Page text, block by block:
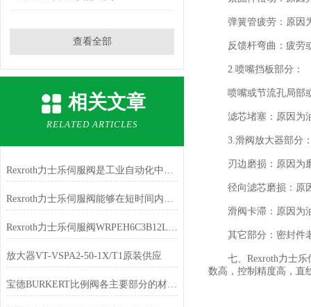
查看全部
相关文章
RELATED ARTICLES
Rexroth力士乐伺服阀是工业自动化中的精密控制单元
Rexroth力士乐伺服阀能够在短时间内对控制信号做出反应
Rexroth力士乐伺服阀WRPEH6C3B12L-20/G24K0/F1M发货快
放大器VT-VSPA2-50-1X/T1原装供应
宝德BURKERT比例阀各主要部分的材质要求
弹簧管疲劳：原因为
反馈杆弯曲：疲劳或
2.喷嘴挡板部分：
喷嘴或节流孔局部或
滤芯堵塞：原因为油
3.滑阀放大器部分
刃边磨损：原因为磨
径向滤芯磨损：原因
滑阀卡滞：原因为油
其它部分：密封件老
七、Rexroth力士乐
数高，控制精度高，直